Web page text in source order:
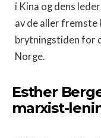
i Kina og dens
av de aller fremste
brytningstiden for
Norge.
Esther
marxist-